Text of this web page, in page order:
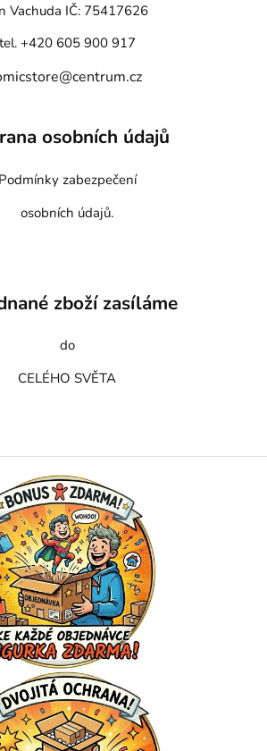
Vachuda IČ: 75417626
tel. +420 605 900 917
osobních údajů
Podmínky zabezpečení
osobních údajů.
zboží zasíláme
do
CELÉHO SVĚTA